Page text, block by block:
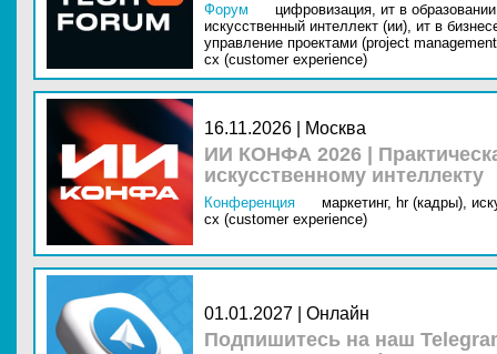
Форум цифровизация, ит в
искусственный интеллект (ии), ит в
управление проектами (project
cx (customer experience)
16.11.2026 | Москва
ИИ КОНФА 2026 |
искусственному интеллекту
Конференция маркетинг, hr (кадры),
cx (customer experience)
01.01.2027 | Онлайн
Подпишитесь на наш